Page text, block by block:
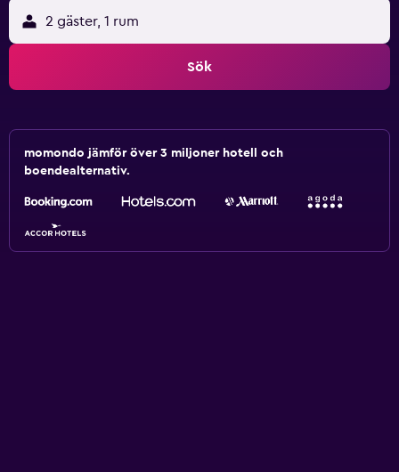
2 gäster, 1 rum
Sök
momondo jämför över 3 miljoner hotell och
boendealternativ.